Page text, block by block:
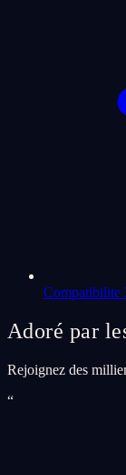
Compatibilite
Adoré par
Rejoignez des
“